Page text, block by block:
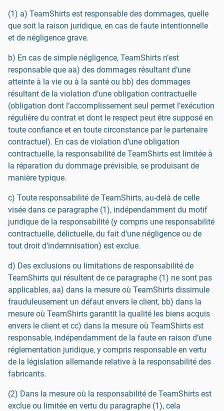
(1) a) TeamShirts est responsable des dommages, quelle
que soit la raison juridique, en cas de faute intentionnelle
et de négligence grave.
b) En cas de simple négligence, TeamShirts n‘est
responsable que aa) des dommages résultant d‘une
atteinte à la vie ou à la santé ou bb) des dommages
résultant de la violation d‘une obligation contractuelle
(obligation dont l‘accomplissement seul permet l‘exécution
régulière du contrat et dont le respect peut être supposé en
toute confiance et en toute circonstance par le partenaire
contractuel). En cas de violation d‘une obligation
contractuelle, la responsabilité de TeamShirts est limitée à
la réparation du dommage prévisible, se produisant de
manière typique.
c) Toute responsabilité de TeamShirts, au-delà de celle
visée dans ce paragraphe (1), indépendamment du motif
juridique de la responsabilité (y compris une responsabilité
contractuelle, délictuelle, du fait d‘une négligence ou de
tout droit d‘indemnisation) est exclue.
d) Des exclusions ou limitations de responsabilité de
TeamShirts qui résultent de ce paragraphe (1) ne sont pas
applicables, aa) dans la mesure où TeamShirts dissimule
frauduleusement un défaut envers le client, bb) dans la
mesure où TeamShirts garantit la qualité les biens acquis
envers le client et cc) dans la mesure où TeamShirts est
responsable, indépendamment de la faute en raison d‘une
réglementation juridique, y compris responsable en vertu
de la législation allemande relative à la responsabilité des
fabricants.
(2) Dans la mesure où la responsabilité de TeamShirts est
exclue ou limitée en vertu du paragraphe (1), cela